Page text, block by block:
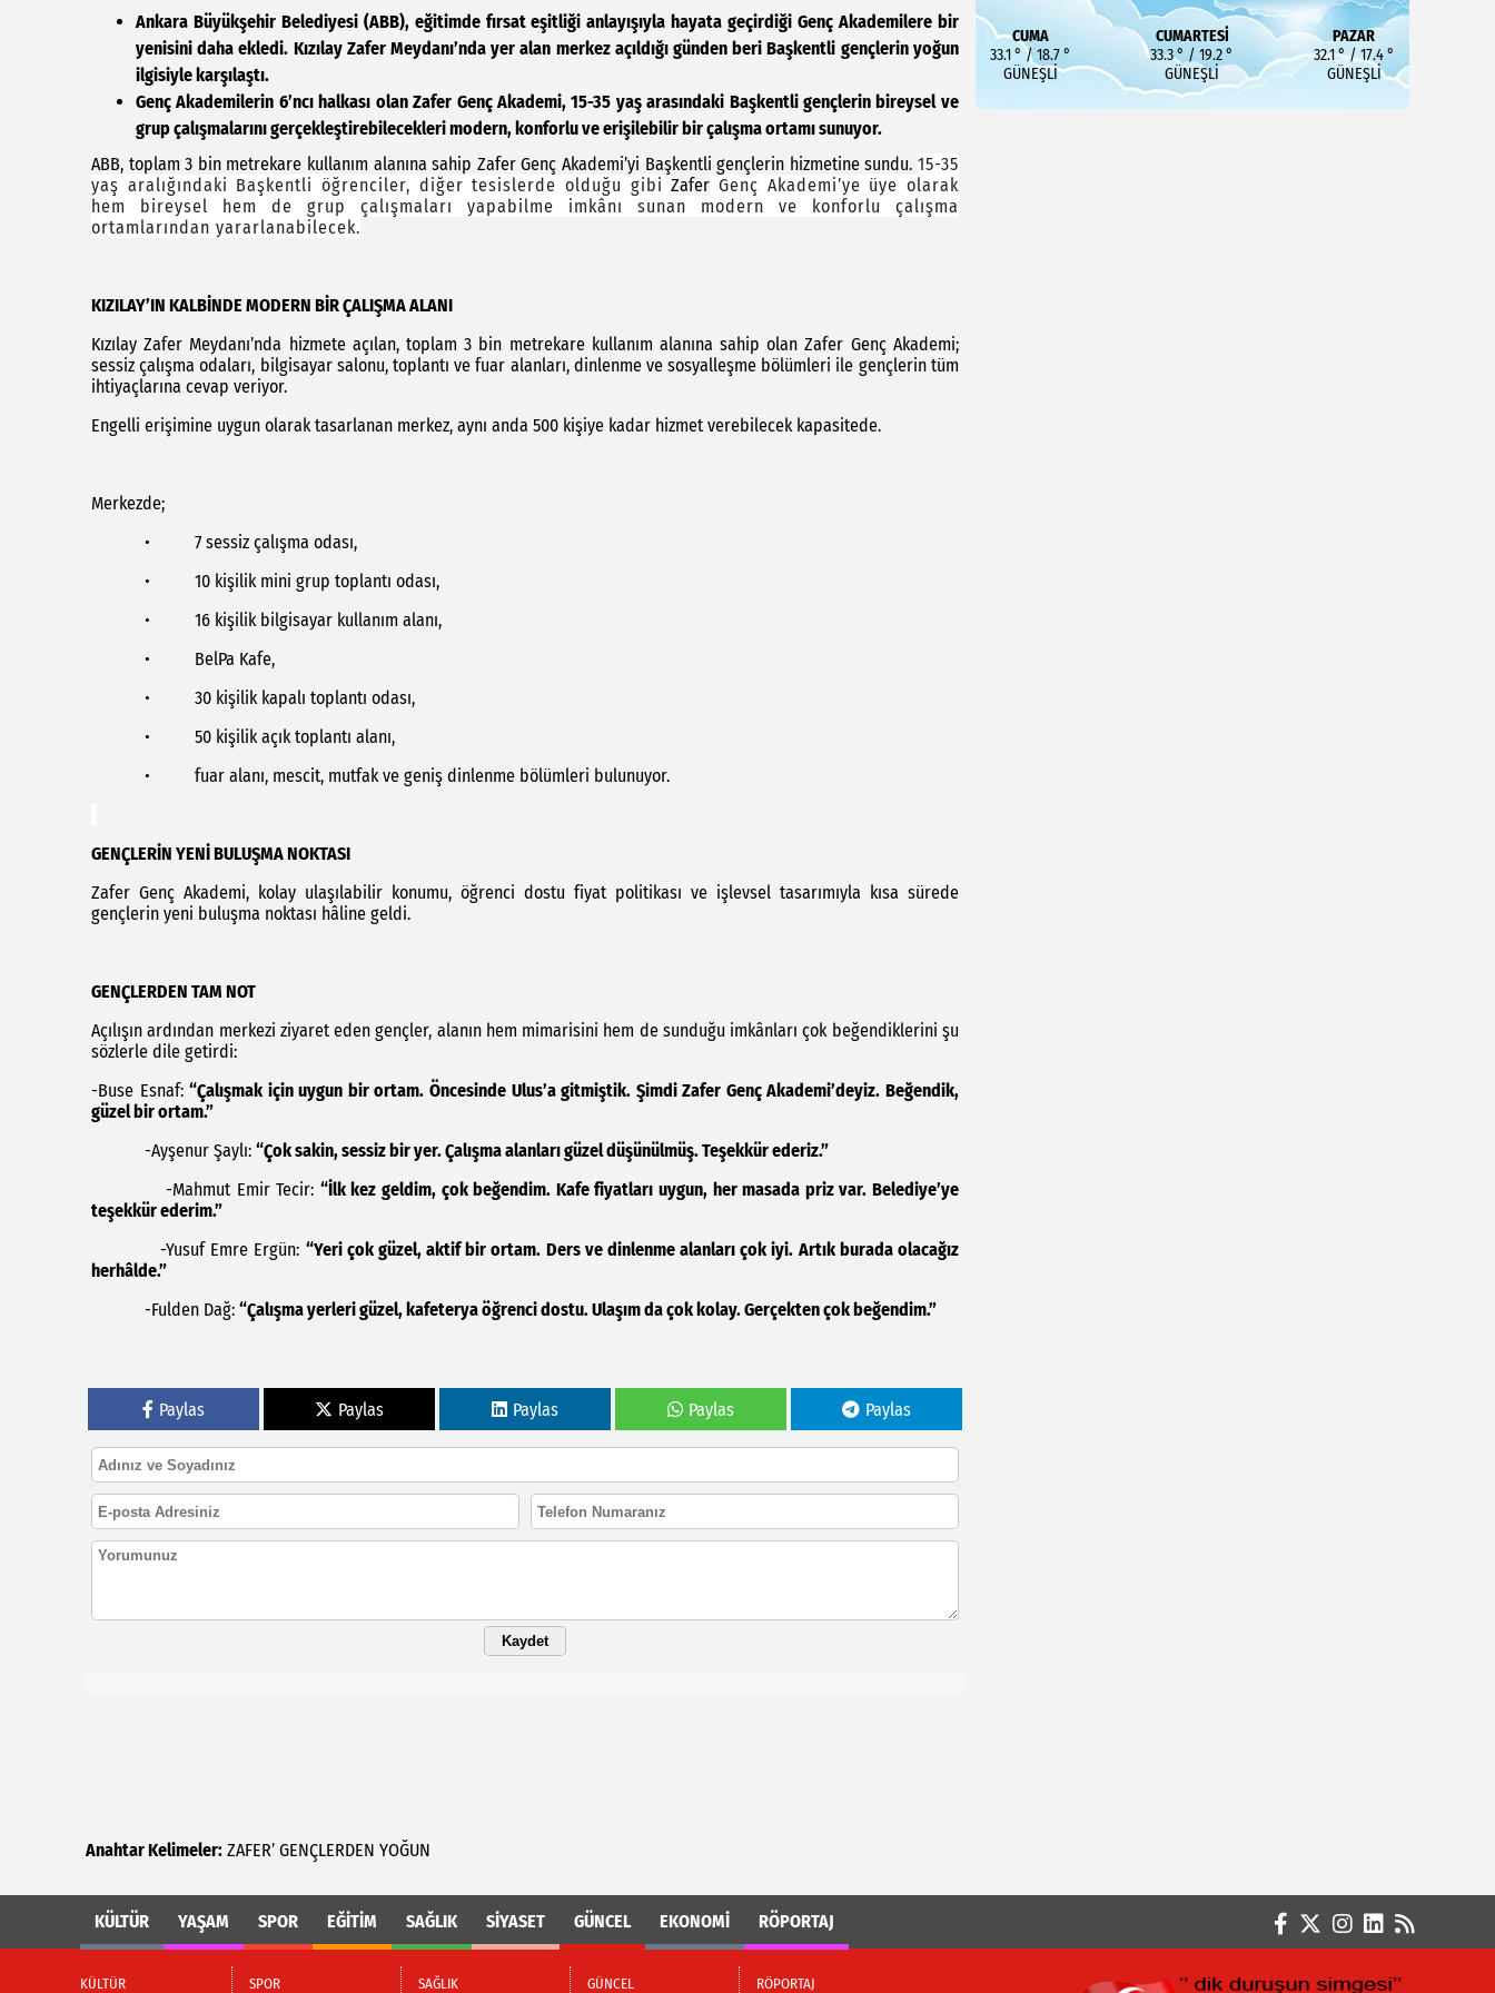
Ankara Büyükşehir Belediyesi (ABB), eğitimde fırsat eşitliği anlayışıyla hayata geçirdiği Genç Akademilere bir
yenisini daha ekledi. Kızılay Zafer Meydanı’nda yer alan merkez açıldığı günden beri Başkentli gençlerin yoğun
ilgisiyle karşılaştı.
Genç Akademilerin 6’ncı halkası olan Zafer Genç Akademi, 15-35 yaş arasındaki Başkentli gençlerin bireysel ve
grup çalışmalarını gerçekleştirebilecekleri modern, konforlu ve erişilebilir bir çalışma ortamı sunuyor.
ABB, toplam 3 bin metrekare kullanım alanına sahip Zafer Genç Akademi’yi Başkentli gençlerin hizmetine sundu. 15-35
yaş aralığındaki Başkentli öğrenciler, diğer tesislerde olduğu gibiZafer Genç Akademi’ye üye olarak
hem bireysel hem de grup çalışmaları yapabilme imkânı sunan modern ve konforlu çalışma
ortamlarından yararlanabilecek.
KIZILAY’IN KALBİNDE MODERN BİR ÇALIŞMA ALANI
Kızılay Zafer Meydanı’nda hizmete açılan, toplam 3 bin metrekare kullanım alanına sahip olan Zafer Genç Akademi;
sessiz çalışma odaları, bilgisayar salonu, toplantı ve fuar alanları, dinlenme ve sosyalleşme bölümleri ile gençlerin tüm
ihtiyaçlarına cevap veriyor.
Engelli erişimine uygun olarak tasarlanan merkez, aynı anda 500 kişiye kadar hizmet verebilecek kapasitede.
Merkezde;
• 7 sessiz çalışma odası,
• 10 kişilik mini grup toplantı odası,
• 16 kişilik bilgisayar kullanım alanı,
• BelPa Kafe,
• 30 kişilik kapalı toplantı odası,
• 50 kişilik açık toplantı alanı,
• fuar alanı, mescit, mutfak ve geniş dinlenme bölümleri bulunuyor.
GENÇLERİN YENİ BULUŞMA NOKTASI
Zafer Genç Akademi, kolay ulaşılabilir konumu, öğrenci dostu fiyat politikası ve işlevsel tasarımıyla kısa sürede
gençlerin yeni buluşma noktası hâline geldi.
GENÇLERDEN TAM NOT
Açılışın ardından merkezi ziyaret eden gençler, alanın hem mimarisini hem de sunduğu imkânları çok beğendiklerini şu
sözlerle dile getirdi:
-Buse Esnaf:“Çalışmak için uygun bir ortam. Öncesinde Ulus’a gitmiştik. Şimdi Zafer Genç Akademi’deyiz. Beğendik,
güzel bir ortam.”
-Ayşenur Şaylı: “Çok sakin, sessiz bir yer. Çalışma alanları güzel düşünülmüş. Teşekkür ederiz.”
-Mahmut Emir Tecir: “İlk kez geldim, çok beğendim. Kafe fiyatları uygun, her masada priz var. Belediye’ye
teşekkür ederim.”
-Yusuf Emre Ergün: “Yeri çok güzel, aktif bir ortam. Ders ve dinlenme alanları çok iyi. Artık burada olacağız
herhâlde.”
-Fulden Dağ: “Çalışma yerleri güzel, kafeterya öğrenci dostu. Ulaşım da çok kolay. Gerçekten çok beğendim.”
Paylas Paylas Paylas Paylas Paylas
Kaydet
Anahtar Kelimeler: ZAFER’ GENÇLERDEN YOĞUN
CUMA
33.1 ° / 18.7 °
GÜNEŞLI
CUMARTESI
33.3 ° / 19.2 °
GÜNEŞLI
PAZAR
32.1 ° / 17.4 °
GÜNEŞLI
KÜLTÜR YAŞAM SPOR EĞİTİM SAĞLIK SİYASET GÜNCEL EKONOMİ RÖPORTAJ
KÜLTÜR SPOR SAĞLIK GÜNCEL RÖPORTAJ